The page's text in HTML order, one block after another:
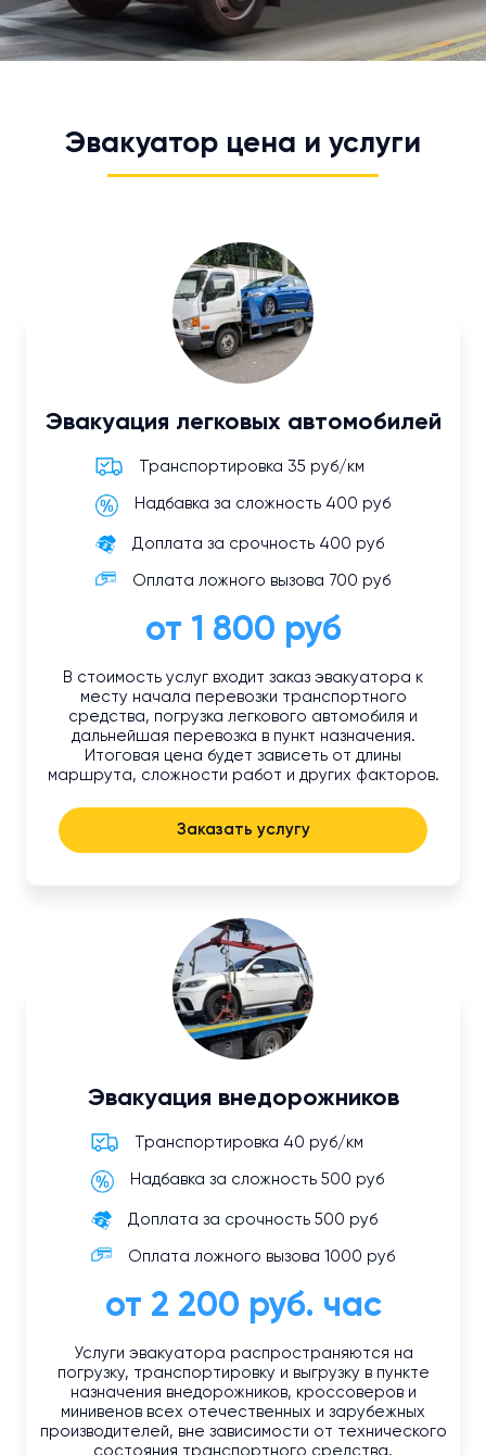
Эвакуатор цена и услуги
Эвакуация легковых автомобилей
Транспортировка 35 руб/км
Надбавка за сложность 400 руб
Доплата за срочность 400 руб
Оплата ложного вызова 700 руб
от 1 800 руб
В стоимость услуг входит заказ эвакуатора к
месту начала перевозки транспортного
средства, погрузка легкового автомобиля и
дальнейшая перевозка в пункт назначения.
Итоговая цена будет зависеть от длины
маршрута, сложности работ и других факторов.
Заказать услугу
Эвакуация внедорожников
Транспортировка 40 руб/км
Надбавка за сложность 500 руб
Доплата за срочность 500 руб
Оплата ложного вызова 1000 руб
от 2 200 руб. час
Услуги эвакуатора распространяются на
погрузку, транспортировку и выгрузку в пункте
назначения внедорожников, кроссоверов и
минивенов всех отечественных и зарубежных
производителей, вне зависимости от технического
состояния транспортного средства.